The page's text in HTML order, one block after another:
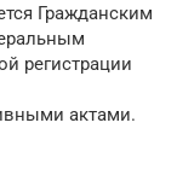
Гражданским
регистрации
актами.